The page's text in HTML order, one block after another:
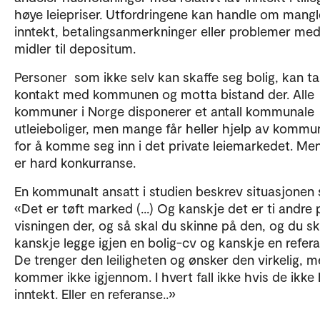
høye leiepriser. Utfordringene kan handle om
inntekt, betalingsanmerkninger eller problemer med
midler til depositum.
Personer som ikke selv kan skaffe seg bolig, kan ta
kontakt med kommunen og motta bistand der. Alle
kommuner i Norge disponerer et antall kommunale
utleieboliger, men mange får heller hjelp av
for å komme seg inn i det private leiemarkedet.
er hard konkurranse.
En kommunalt ansatt i studien beskrev situasjonen
«Det er tøft marked (...) Og kanskje det er ti andre
visningen der, og så skal du skinne på den, og du
kanskje legge igjen en bolig-cv og kanskje en
De trenger den leiligheten og ønsker den virkelig,
kommer ikke igjennom. I hvert fall ikke hvis de ikke
inntekt. Eller en referanse..»